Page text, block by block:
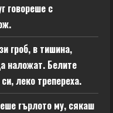
говореше с
гроб, в тишина,
наложат. Белите
леко трепереха.
гърлото му, сякаш